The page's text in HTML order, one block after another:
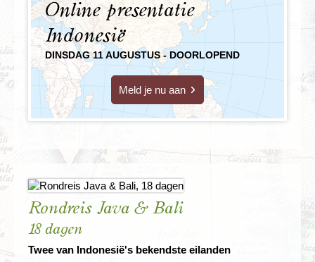
Online presentatie
Indonesië
DINSDAG 11 AUGUSTUS - DOORLOPEND
Meld je nu aan
Rondreis Java & Bali
18 dagen
Twee van Indonesië's bekendste eilanden